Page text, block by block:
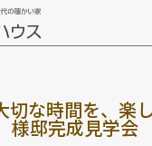
切な時間を、 楽
様邸完成見学会